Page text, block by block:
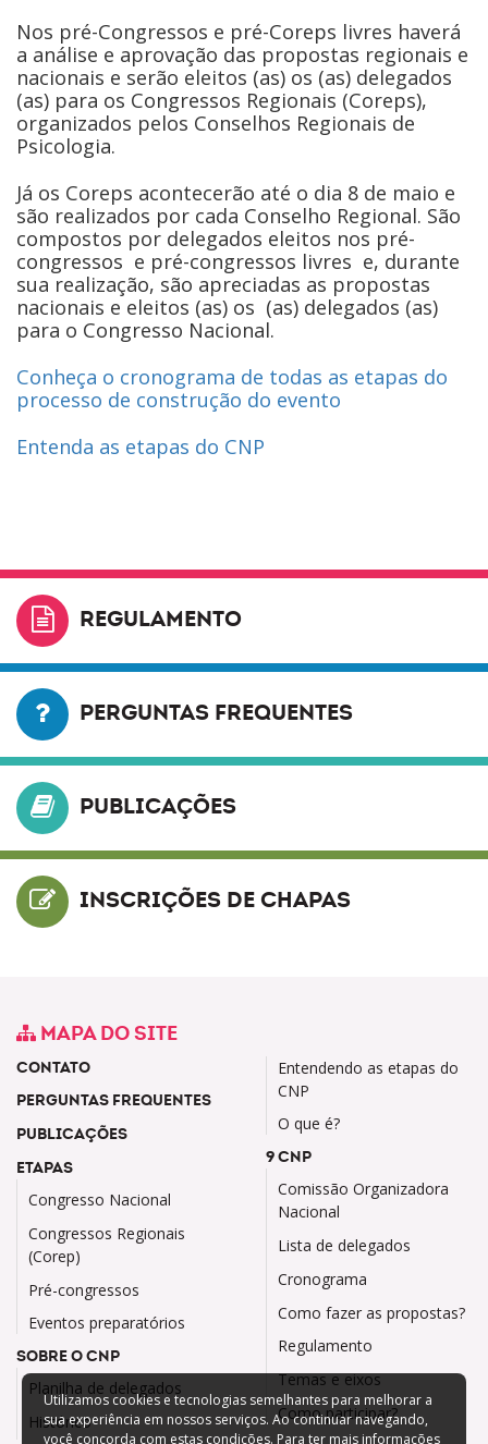
Nos pré-Congressos e pré-Coreps livres haverá
a análise e aprovação das propostas regionais e
nacionais e serão eleitos (as) os (as) delegados
(as) para os Congressos Regionais (Coreps),
organizados pelos Conselhos Regionais de
Psicologia.
Já os Coreps acontecerão até o dia 8 de maio e
são realizados por cada Conselho Regional. São
compostos por delegados eleitos nos pré-
congressos e pré-congressos livres e, durante
sua realização, são apreciadas as propostas
nacionais e eleitos (as) os (as) delegados (as)
para o Congresso Nacional.
Conheça o cronograma de todas as etapas do
processo de construção do evento
Entenda as etapas do CNP
REGULAMENTO
PERGUNTAS FREQUENTES
PUBLICAÇÕES
INSCRIÇÕES DE CHAPAS
MAPA DO SITE
CONTATO
PERGUNTAS FREQUENTES
PUBLICAÇÕES
ETAPAS
Congresso Nacional
Congressos Regionais
(Corep)
Pré-congressos
Eventos preparatórios
SOBRE O CNP
Planilha de delegados
Histórico
Entendendo as etapas do
CNP
O que é?
9 CNP
Comissão Organizadora
Nacional
Lista de delegados
Cronograma
Como fazer as propostas?
Regulamento
Temas e eixos
Como participar?
Utilizamos cookies e tecnologias semelhantes para melhorar a
sua experiência em nossos serviços. Ao continuar navegando,
você concorda com estas condições. Para ter mais informações